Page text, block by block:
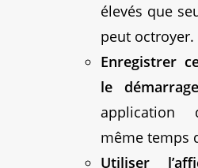
élevés que
peut octroyer.
Enregistrer
le
application
même temps
Utiliser